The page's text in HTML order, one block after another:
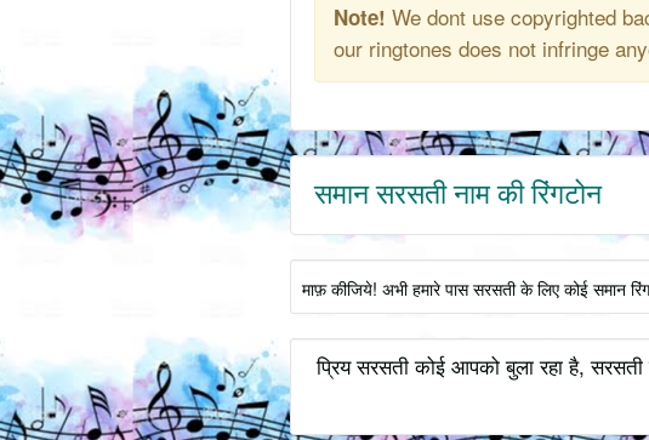
Note! We dont use copyrighted
our ringtones does not infringe
समान सरसती नाम की रिंगटोन
माफ़ कीजिये! अभी हमारे पास सरसती के लिए कोई समान
प्रिय सरसती कोई आपको बुला रहा है,